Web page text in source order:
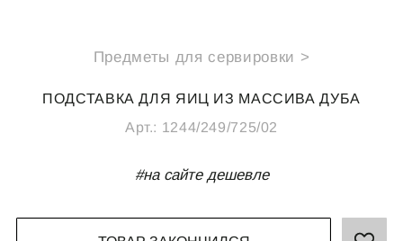
Предметы для сервировки >
ПОДСТАВКА ДЛЯ ЯИЦ ИЗ МАССИВА ДУБА
Арт.: 1244/249/725/02
#на сайте дешевле
Каталог
ПОКУПАТЕЛЯМ
Подарочная карта
Доставка
Обмен и возврат
B2B